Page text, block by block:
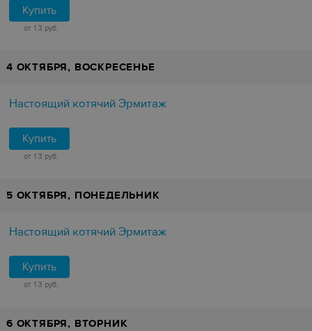
Купить
от 13 руб.
4 ОКТЯБРЯ, ВОСКРЕСЕНЬЕ
Настоящий котячий Эрмитаж
Купить
от 13 руб.
5 ОКТЯБРЯ, ПОНЕДЕЛЬНИК
Настоящий котячий Эрмитаж
Купить
от 13 руб.
6 ОКТЯБРЯ, ВТОРНИК